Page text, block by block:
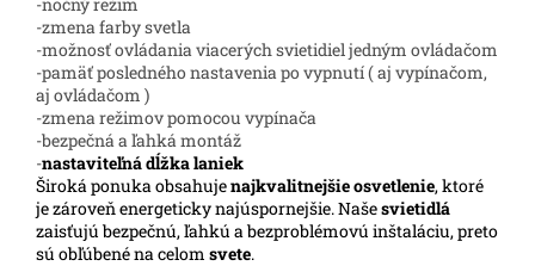
-zmena farby svetla
-možnosť ovládania viacerých svietidiel jedným ovládačom
-pamäť posledného nastavenia po vypnutí ( aj vypínačom,
aj ovládačom )
-zmena režimov pomocou vypínača
-bezpečná a ľahká montáž
-nastaviteľná dĺžka laniek
Široká ponuka obsahujenajkvalitnejšie osvetlenie, ktoré
je zároveň energeticky najúspornejšie. Našesvietidlá
zaisťujú bezpečnú, ľahkú a bezproblémovú inštaláciu, preto
sú obľúbené na celom svete.